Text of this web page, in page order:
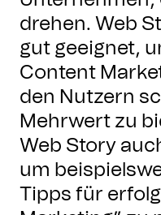
drehen. Web
gut geeignet,
Content
den Nutzern
Mehrwert zu
Web Story
um
Tipps für